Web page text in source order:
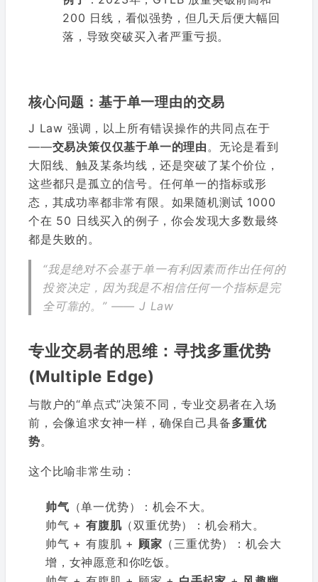
200 日线，看似强势，但几天后便大幅回
落，导致突破买入者严重亏损。
核心问题：基于单一理由的交易
J Law 强调，以上所有错误操作的共同点在于
——交易决策仅仅基于单一的理由。无论是看到
大阳线、触及某条均线，还是突破了某个价位，
这些都只是孤立的信号。任何单一的指标或形
态，其成功率都非常有限。如果随机测试 1000
个在 50 日线买入的例子，你会发现大多数最终
都是失败的。
“我是绝对不会基于单一有利因素而作出任何的
投资决定，因为我是不相信任何一个指标是完
全可靠的。” —— J Law
专业交易者的思维：寻找多重优势
(Multiple Edge)
与散户的“单点式”决策不同，专业交易者在入场
前，会像追求女神一样，确保自己具备多重优
势。
这个比喻非常生动：
帅气 （单一优势）：机会不大。
帅气 + 有腹肌（双重优势）：机会稍大。
帅气 + 有腹肌 + 顾家 （三重优势）：机会大
增，女神愿意和你吃饭。